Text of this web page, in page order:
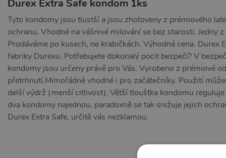
Durex Extra Safe kondom 1ks
Tyto kondomy jsou tlustší a jsou zhotoveny z prémiového
ochranu. Vhodné na vášnivé milování se bez starosti. Jedny
Prodáváme po kusech, ne krabičkách. Výhodná cena. Durex
fabriky Durexu. Potřebujete dokonalý pocit bezpečí? V
kondomy jsou určeny právě pro Vás. Vyrobeno z prémiové
přetrhnutí.Mimořádně vhodné i pro začátečníky. Použití
delší výdrž (menší citlivost). Větší tloušťka kondomu
dva kondomy najednou, paradoxně se tak snižuje jejich
Durex Extra Safe, určitě vás nezklamou.